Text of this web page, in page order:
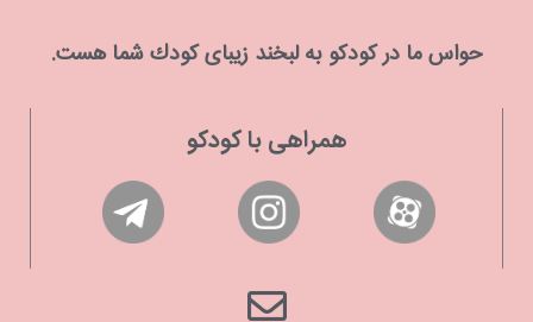
گرم کن شیشه شیر قابل حمل
این نوع گرم نگهدارنده شیشه شیر نوزاد یکی از ساده‌ترین نوع وارمرها
هستند که از آن‌ها برای گرم کردن شیشه شیر بیرون از خانه استفاده
می‌شود. البته برای گرم کردن شیر توسط دستگاه‌های قابل حمل، زمان
بیشتری باید صبر کنید.
حواس ما در كودكو به لبخند زیبای كودك شما هست.
همراهی با کودکو